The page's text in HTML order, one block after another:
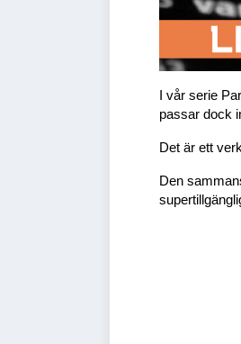
I vår serie
passar dock
Det är ett
Den